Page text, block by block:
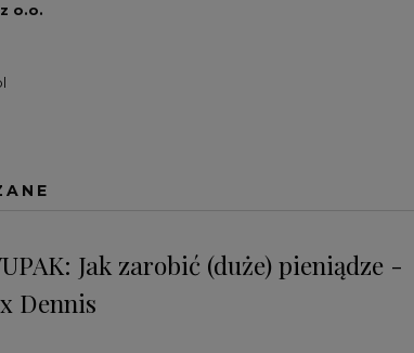
o.o.
Jak zarobić (duże) pieniądze -
Dennis